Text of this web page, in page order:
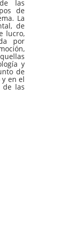
las
de
La
de
lucro,
por
y
de
en el
de las